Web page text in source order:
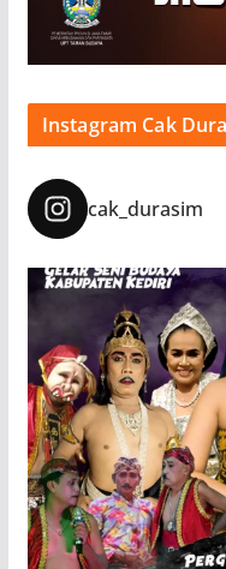
Instagram Cak
cak_durasim